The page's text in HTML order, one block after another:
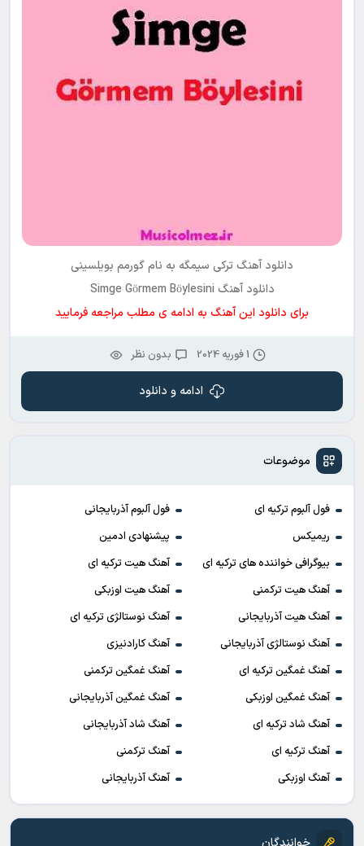
موضوعات
فول آلبوم ترکیه ای
فول آلبوم آذربایجانی
ریمیکس
پیشنهادی ادمین
بیوگرافی خواننده های ترکیه ای
آهنگ هیت ترکیه ای
آهنگ هیت ترکمنی
آهنگ هیت اوزبکی
آهنگ هیت آذربایجانی
آهنگ نوستالژی ترکیه ای
آهنگ نوستالژی آذربایجانی
آهنگ کارادنیزی
آهنگ غمگین ترکیه ای
آهنگ غمگین ترکمنی
آهنگ غمگین اوزبکی
آهنگ غمگین آذربایجانی
آهنگ شاد ترکیه ای
آهنگ شاد آذربایجانی
آهنگ ترکیه ای
آهنگ ترکمنی
آهنگ اوزبکی
آهنگ آذربایجانی
دانلود آهنگ ترکی سیمگه به نامگورمم بویلسینی
دانلود آهنگ Simge Görmem Böylesini
برای دانلود این آهنگ به ادامه ی مطلب مراجعه فرمایید
1 فوریه 2024 بدون نظر
ادامه و دانلود